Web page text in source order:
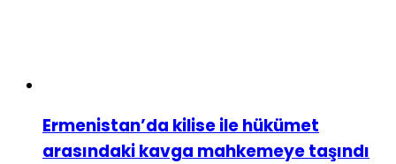
Ermenistan’da kilise ile hükümet
arasındaki kavga mahkemeye taşındı